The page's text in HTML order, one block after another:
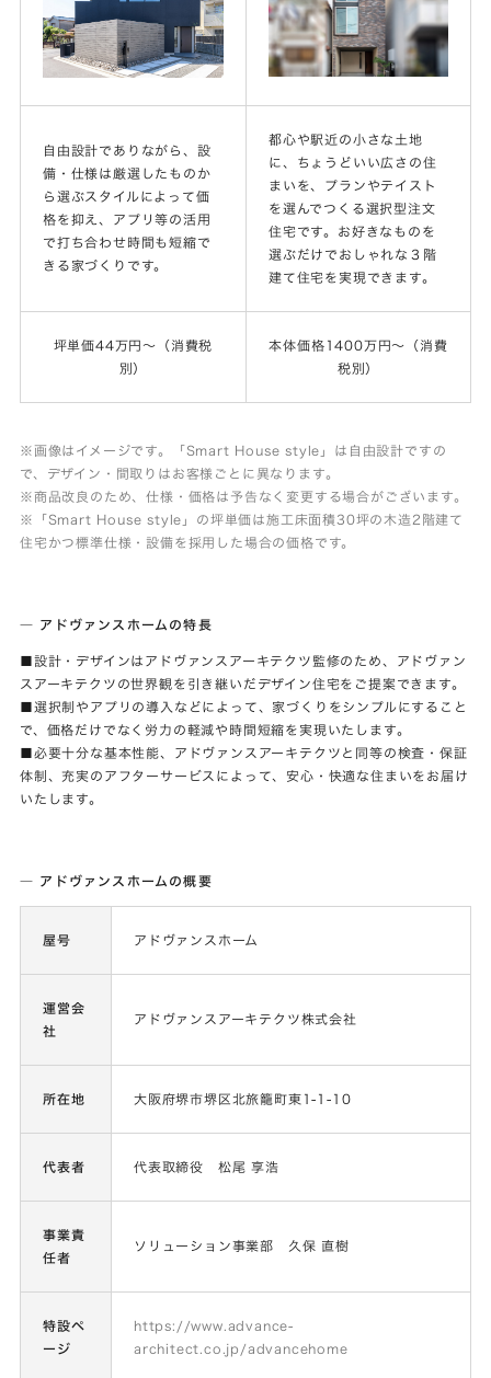
自由設計でありながら、設
備・仕様は厳選したものか
ら選ぶスタイルによって価
格を抑え、アプリ等の活用
で打ち合わせ時間も短縮で
きる家づくりです。
都心や駅近の小さな土地
に、ちょうどいい広さの住
まいを、プランやテイスト
を選んでつくる選択型注文
住宅です。お好きなものを
選ぶだけでおしゃれな３階
建て住宅を実現できます。
坪単価44万円～（消費税
別）
本体価格1400万円～（消費
税別）
※画像はイメージです。「Smart House style」は自由設計ですの
で、デザイン・間取りはお客様ごとに異なります。
※商品改良のため、仕様・価格は予告なく変更する場合がございます。
※「Smart House style」の坪単価は施工床面積30坪の木造2階建て
住宅かつ標準仕様・設備を採用した場合の価格です。
― アドヴァンスホームの特長
■設計・デザインはアドヴァンスアーキテクツ監修のため、アドヴァン
スアーキテクツの世界観を引き継いだデザイン住宅をご提案できます。
■選択制やアプリの導入などによって、家づくりをシンプルにすること
で、価格だけでなく労力の軽減や時間短縮を実現いたします。
■必要十分な基本性能、アドヴァンスアーキテクツと同等の検査・保証
体制、充実のアフターサービスによって、安心・快適な住まいをお届け
いたします。
― アドヴァンスホームの概要
屋号 アドヴァンスホーム
運営会
社
アドヴァンスアーキテクツ株式会社
所在地 大阪府堺市堺区北旅籠町東1-1-10
代表者 代表取締役 松尾 享浩
事業責
任者
ソリューション事業部 久保 直樹
特設ペ
ージ
https://www.advance-
architect.co.jp/advancehome